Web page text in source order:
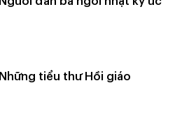
Những tiểu thư Hồi giáo